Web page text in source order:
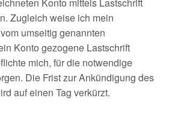
Konto mittels Lastschrift
Zugleich weise ich mein
umseitig genannten
Konto gezogene Lastschrift
mich, für die notwendige
Die Frist zur Ankündigung des
auf einen Tag verkürzt.